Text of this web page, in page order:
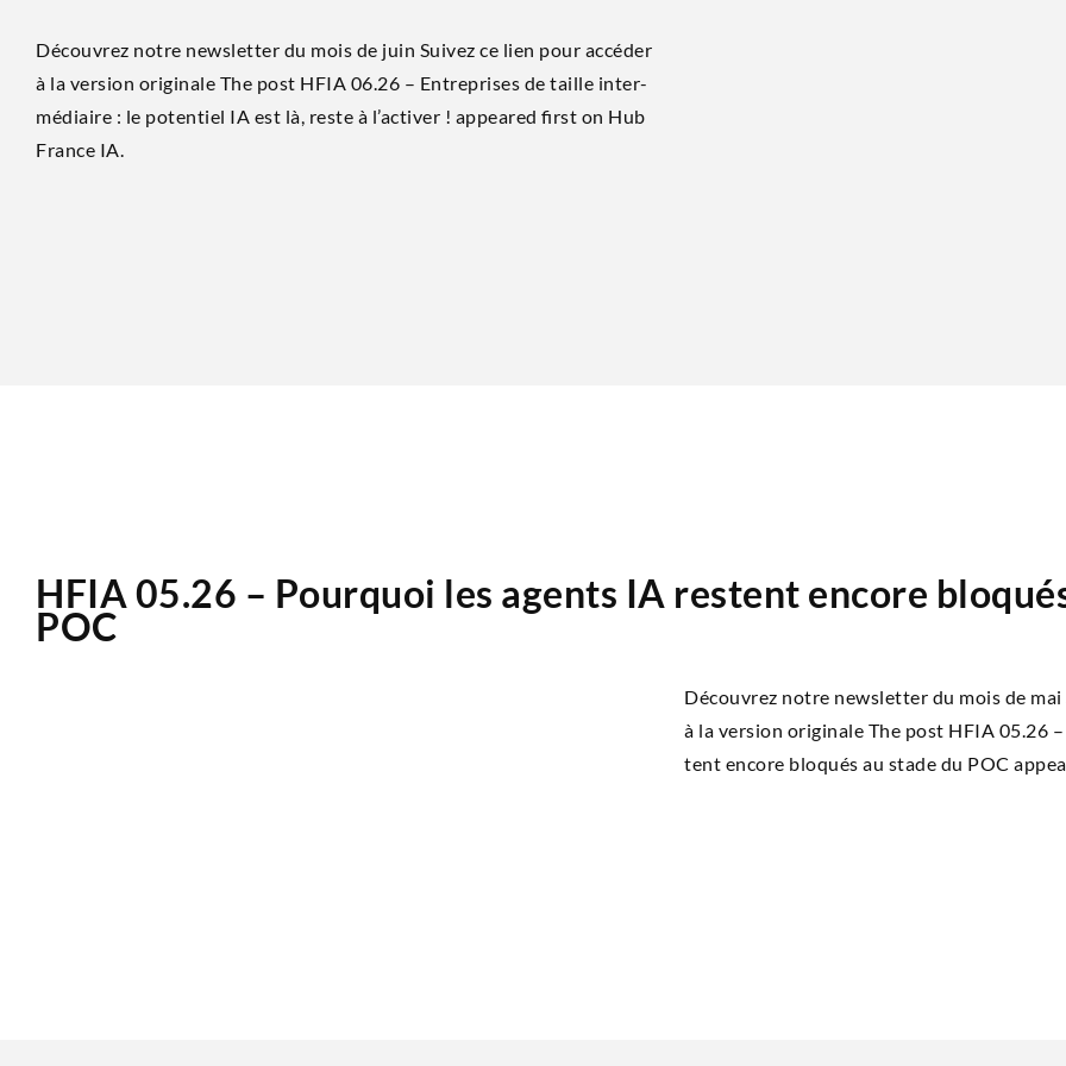
Découvrez notre newsletter du mois de juin Sui­vez ce lien pour accé­der
à la ver­sion ori­gi­nale The post HFIA 06.26 – Entre­prises de taille inter­
mé­diaire : le poten­tiel IA est là, reste à l’activer ! appea­red first on Hub
France IA.
HFIA 05.26 – Pourquoi les agents IA restent encore
POC
Découvrez notre newsletter du mois de mai
à la ver­sion ori­gi­nale The post HFIA 05.26
tent encore blo­qués au stade du POC